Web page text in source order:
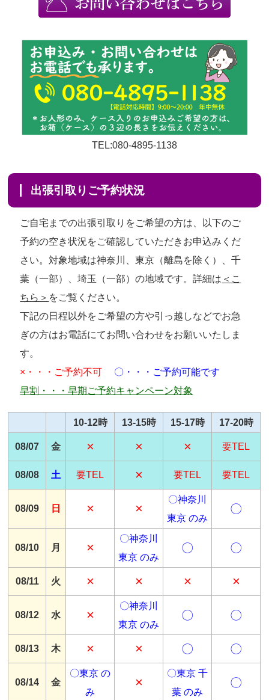
TEL:080-4895-1138
出張引取りご予約状況
ご自宅までの出張引取りをご希望の方は、以下のご
予約の空き状況をご確認していただきお申込みくだ
さい。対象地域は神奈川、東京（離島を除く）、千
葉（一部）、埼玉（一部）の地域です。詳細は ＜こ
ちら＞ をご覧ください。
下記の日程以外をご希望の方や引っ越しなどでお急
ぎの方はお電話にてお問い合わせをお願いいたしま
す。
×・・・ご予約不可
〇・・・ご予約可能です
早割・・・早期ご予約キャンペーン対象
10-12時 13-15時 15-17時 17-20時
08/07 金 × × × 要TEL
08/08 土 要TEL × 要TEL 要TEL
08/09 日 × ×
〇神奈川
東京 のみ
〇
08/10 月 ×
〇神奈川
東京 のみ
〇 〇
08/11 火 × × × ×
08/12 水 ×
〇神奈川
東京 のみ
〇 〇
08/13 木 × × 〇 〇
08/14 金
〇東京 の
み
×
〇東京 千
葉 のみ
〇